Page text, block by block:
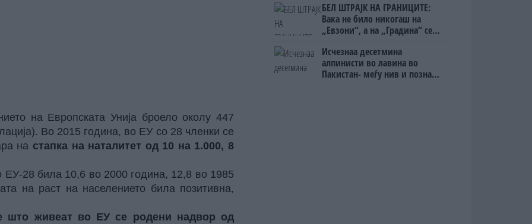
на Европската Унија броело околу 447
Во 2015 година, во ЕУ со 28 членки се
на стапка на наталитет од 10 на 1.000, 8
ЕУ-28 била 10,6 во 2000 година, 12,8 во 1985
на раст на населението била позитивна,
што живеат во ЕУ се родени надвор од
БЕЛ ШТРАЈК НА ГРАНИЦИТЕ:
Вака не било никогаш на
„Евзони“, а на „Градина“ се
Исчезнаа десетмина
алпинисти во лавина во
Пакистан- меѓу нив и познат